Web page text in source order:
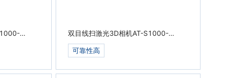
双目线扫激光3D相机AT-S1000-
04A-E
可靠性高